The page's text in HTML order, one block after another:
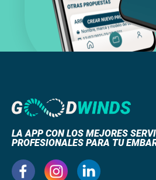
LA APP CON LOS MEJORES
PROFESIONALES PARA TU